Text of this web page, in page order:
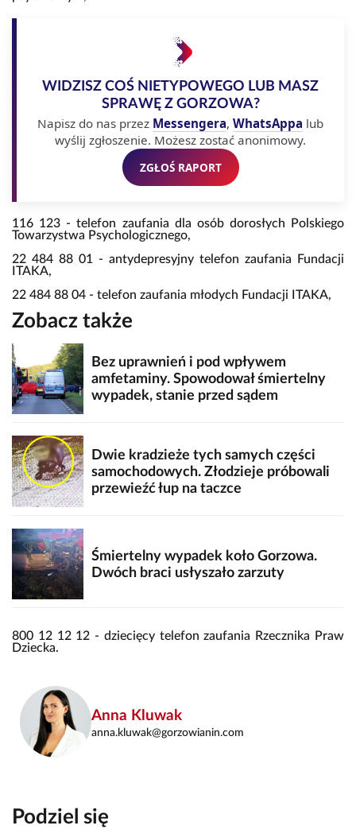
WIDZISZ COŚ NIETYPOWEGO LUB MASZ
SPRAWĘ Z GORZOWA?
Napisz do nas przez Messengera, WhatsAppa lub
wyślij zgłoszenie. Możesz zostać anonimowy.
ZGŁOŚ RAPORT
116 123 - telefon zaufania dla osób dorosłych Polskiego
Towarzystwa Psychologicznego,
22 484 88 01 - antydepresyjny telefon zaufania Fundacji
ITAKA,
22 484 88 04 - telefon zaufania młodych Fundacji ITAKA,
Zobacz także
Bez uprawnień i pod wpływem
amfetaminy. Spowodował śmiertelny
wypadek, stanie przed sądem
Dwie kradzieże tych samych części
samochodowych. Złodzieje próbowali
przewieźć łup na taczce
Śmiertelny wypadek koło Gorzowa.
Dwóch braci usłyszało zarzuty
800 12 12 12 - dziecięcy telefon zaufania Rzecznika Praw
Dziecka.
Anna Kluwak
anna.kluwak@gorzowianin.com
Podziel się